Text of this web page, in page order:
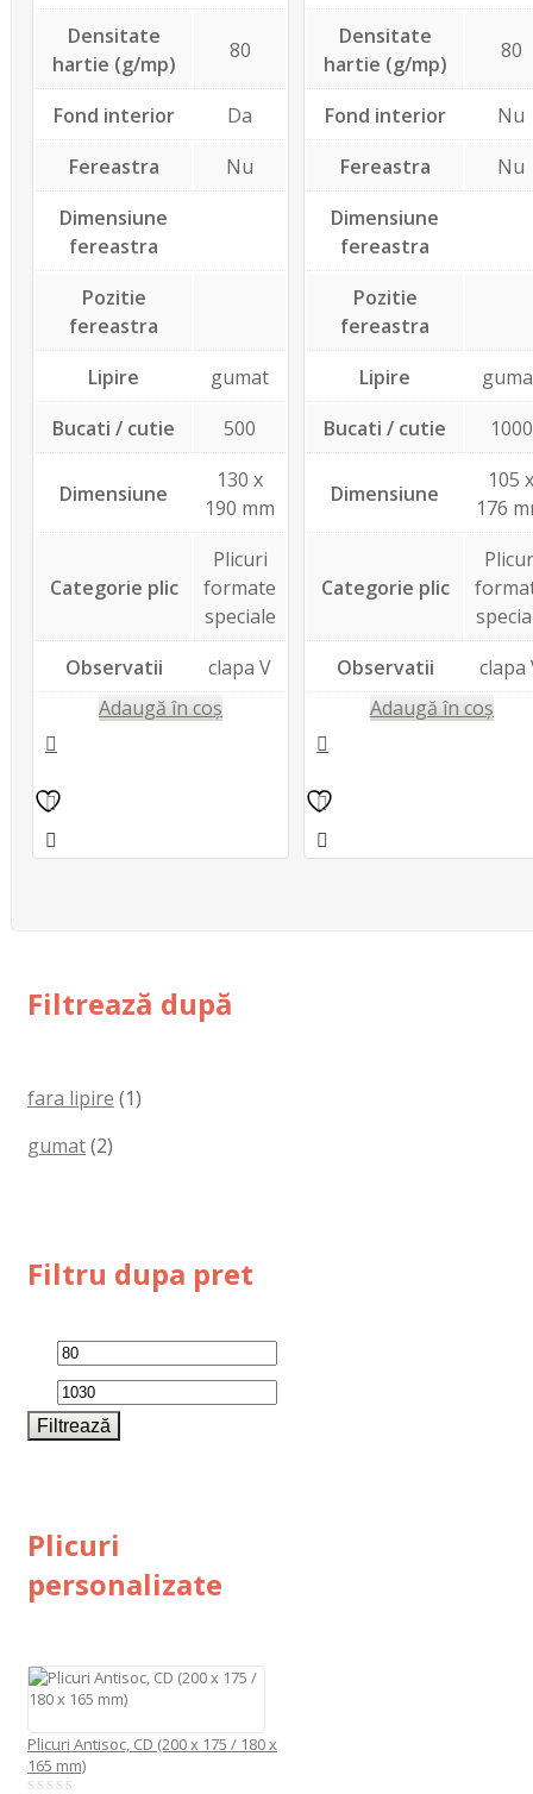
Densitate
hartie (g/mp)
80
Fond interior
Da
Fereastra
Nu
Dimensiune
fereastra
Pozitie
fereastra
Lipire
gumat
Bucati / cutie
500
Dimensiune
130 x
190 mm
Categorie plic
Plicuri
formate
speciale
Observatii
clapa V
Adaugă în coș
Densitate
hartie (g/mp)
80
Fond interior
Nu
Fereastra
Nu
Dimensiune
fereastra
Pozitie
fereastra
Lipire
Bucati / cutie
1000
Dimensiune
105
176
Categorie plic
Observatii
clapa
Adaugă în coș
Filtrează după
fara lipire (1)
gumat(2)
Filtru dupa pret
Preț
minim
Filtrează
Plicuri
personalizate
Plicuri Antisoc, CD (200 x 175 / 180 x
165 mm)